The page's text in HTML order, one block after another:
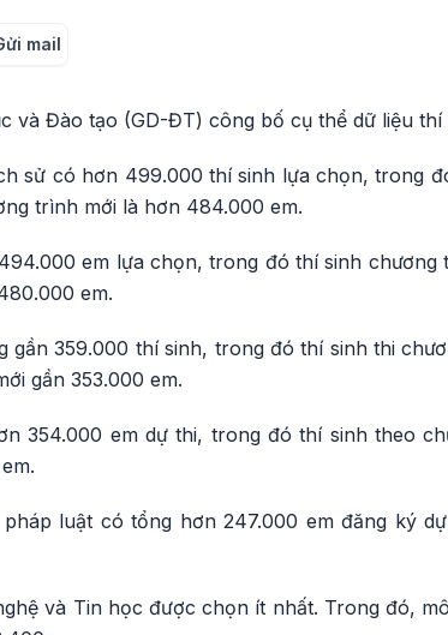
mail
và Đào tạo (GD-ĐT) công bố cụ thể dữ liệu
sử có hơn 499.000 thí sinh lựa chọn, trong
trình mới là hơn 484.000 em.
em lựa chọn, trong đó thí sinh chương
em.
gần 359.000 thí sinh, trong đó thí sinh thi
gần 353.000 em.
354.000 em dự thi, trong đó thí sinh theo
luật có tổng hơn 247.000 em đăng ký
và Tin học được chọn ít nhất. Trong đó,